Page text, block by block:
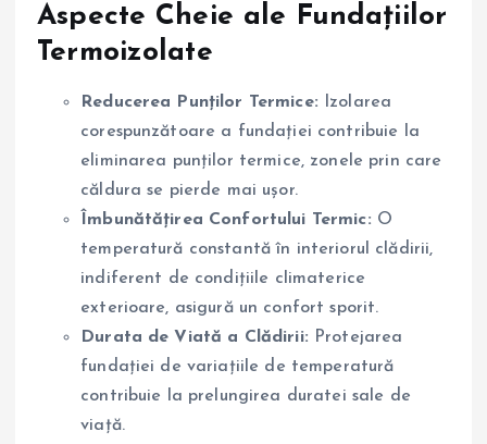
Aspecte Cheie ale Fundațiilor
Termoizolate
Reducerea Punților Termice: Izolarea
corespunzătoare a fundației contribuie la
eliminarea punților termice, zonele prin care
căldura se pierde mai ușor.
Îmbunătățirea Confortului Termic: O
temperatură constantă în interiorul clădirii,
indiferent de condițiile climaterice
exterioare, asigură un confort sporit.
Durata de Viată a Clădirii: Protejarea
fundației de variațiile de temperatură
contribuie la prelungirea duratei sale de
viață.